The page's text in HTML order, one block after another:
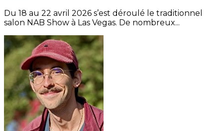
Du 18 au 22 avril 2026 s’est déroulé le traditionnel
salon NAB Show à Las Vegas. De nombreux...